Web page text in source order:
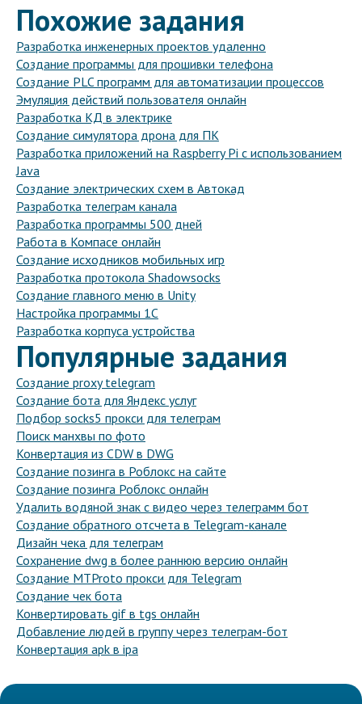
Похожие задания
Разработка инженерных проектов удаленно
Создание программы для прошивки телефона
Создание PLC программ для автоматизации процессов
Эмуляция действий пользователя онлайн
Разработка КД в электрике
Создание симулятора дрона для ПК
Разработка приложений на Raspberry Pi с использованием
Java
Создание электрических схем в Автокад
Разработка телеграм канала
Разработка программы 500 дней
Работа в Компасе онлайн
Создание исходников мобильных игр
Разработка протокола Shadowsocks
Создание главного меню в Unity
Настройка программы 1С
Разработка корпуса устройства
Популярные задания
Создание proxy telegram
Создание бота для Яндекс услуг
Подбор socks5 прокси для телеграм
Поиск манхвы по фото
Конвертация из CDW в DWG
Создание позинга в Роблокс на сайте
Создание позинга Роблокс онлайн
Удалить водяной знак с видео через телеграмм бот
Создание обратного отсчета в Telegram-канале
Дизайн чека для телеграм
Сохранение dwg в более раннюю версию онлайн
Создание MTProto прокси для Telegram
Создание чек бота
Конвертировать gif в tgs онлайн
Добавление людей в группу через телеграм-бот
Конвертация apk в ipa